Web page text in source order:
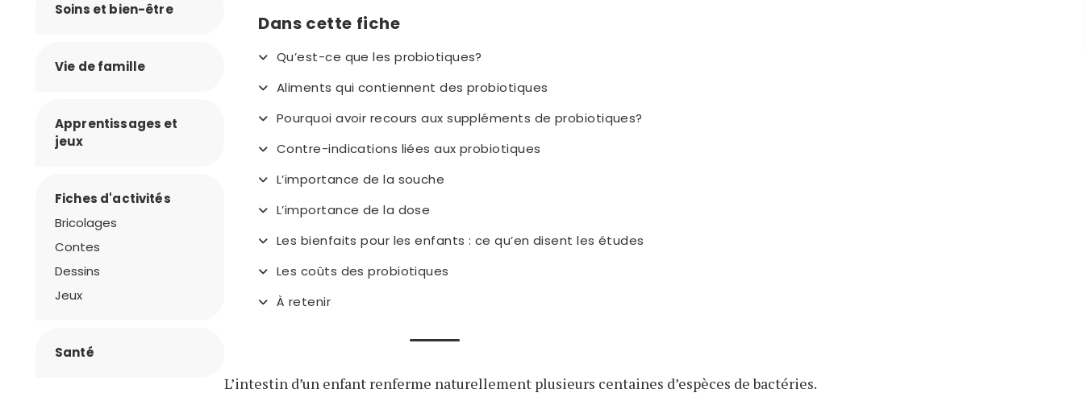
Dans cette fiche
Qu’est-ce que les probiotiques?
Aliments qui contiennent des probiotiques
Pourquoi avoir recours aux suppléments de probiotiques?
Contre-indications liées aux probiotiques
L’importance de la souche
L’importance de la dose
Les bienfaits pour les enfants : ce qu’en disent les études
Les coûts des probiotiques
À retenir
L’intestin d’un enfant renferme naturellement plusieurs centaines d’espèces de bactéries.
Soins et bien-être
Vie de famille
Apprentissages et
jeux
Fiches d'activités
Bricolages
Contes
Dessins
Jeux
Santé